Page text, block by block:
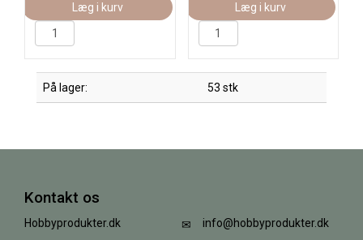
Læg i kurv Læg i kurv
På lager: 53 stk
Kontakt os
Hobbyprodukter.dk info@hobbyprodukter.dk